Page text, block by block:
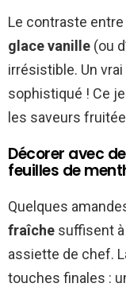
Le contraste entre
glace vanille (ou
irrésistible. Un
sophistiqué ! Ce
les saveurs
Décorer avec
feuilles de
Quelques
fraîche suffisent
assiette de chef.
touches finales :